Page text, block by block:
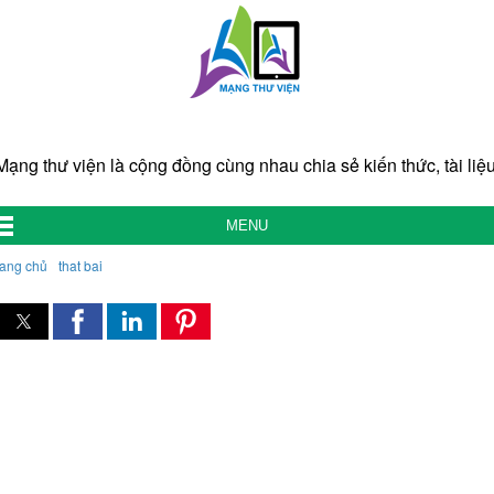
thư viện là cộng đồng cùng nhau chia sẻ kiến thức, tài
MENU
chủ that bai